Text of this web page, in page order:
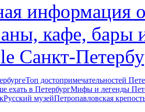
информация
кафе, бары
Санкт-
Топ достопримечательностей
ехать в ПетербургМифы и легенды
Русский музейПетропавловская